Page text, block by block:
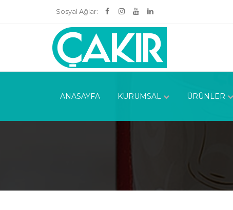
Sosyal Ağlar:
ANASAYFA KURUMSAL ÜRÜNLER